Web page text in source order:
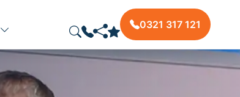
0321 317 121